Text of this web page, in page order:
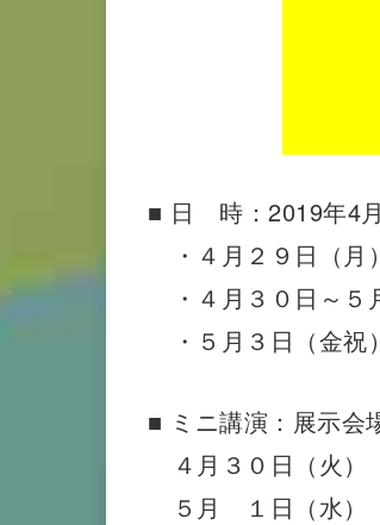
■ 日 時：2019年4月
・４月２９日（月
・４月３０日～
・５月３日（金祝
■ ミニ講演：展示会
４月３０日（火）
５月 １日（水）